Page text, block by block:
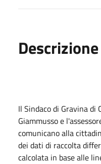
Descrizione
Il Sindaco di Gravina di
Giammusso e
comunicano alla
dei dati di raccolta
calcolata in base alle